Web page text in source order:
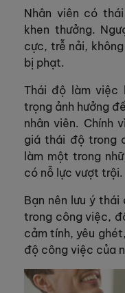
Nhân viên có
khen thưởng.
cực, trễ nải,
bị phạt.
Thái độ làm việc
trọng ảnh hưởng
nhân viên. Chính
giá thái độ trong
làm một trong
có nỗ lực vượt trội.
Bạn nên lưu ý
trong công việc,
cảm tính, yêu
độ công việc của